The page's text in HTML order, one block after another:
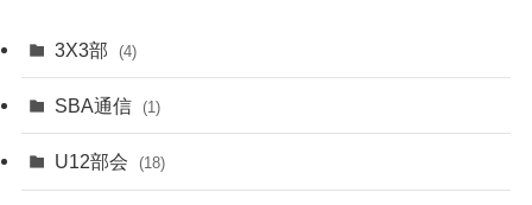
3X3部 (4)
SBA通信 (1)
U12部会 (18)